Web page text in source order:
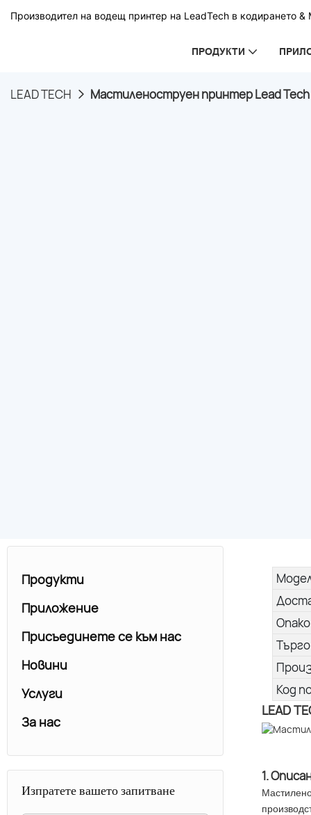
Производител на водещ принтер на LeadTech в кодирането &
ПРОДУКТИ
LEAD TECH Мастиленоструен принтер Lead Tech
Код
LEAD
1.
Продукти
Приложение
Присъединете се към нас
Новини
Услуги
За нас
Изпратете вашето запитване